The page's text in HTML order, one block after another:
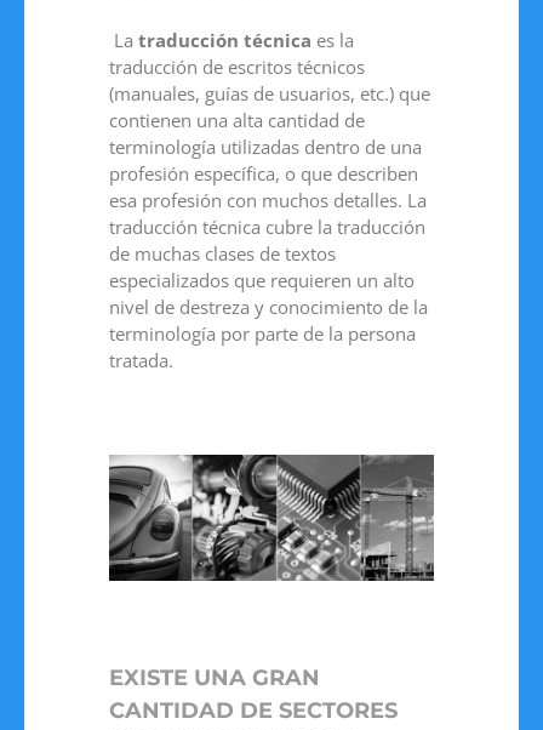
La traducción técnica es la
traducción de escritos técnicos
(manuales, guías de usuarios, etc.) que
contienen una alta cantidad de
terminología utilizadas dentro de una
profesión específica, o que describen
esa profesión con muchos detalles. La
traducción técnica cubre la traducción
de muchas clases de textos
especializados que requieren un alto
nivel de destreza y conocimiento de la
terminología por parte de la persona
tratada.
EXISTE UNA GRAN
CANTIDAD DE SECTORES